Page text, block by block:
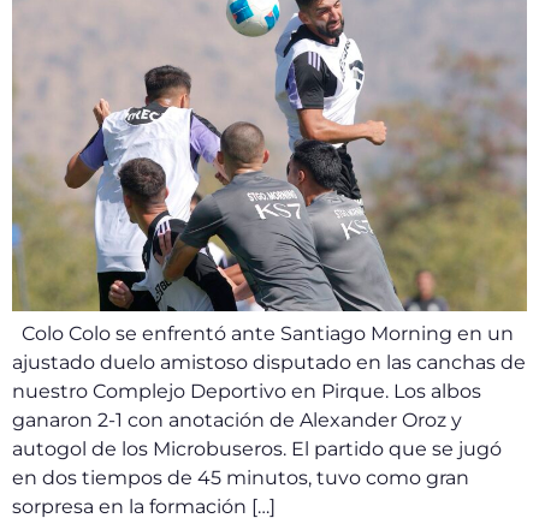
Colo Colo se enfrentó ante Santiago Morning en un
ajustado duelo amistoso disputado en las canchas de
nuestro Complejo Deportivo en Pirque. Los albos
ganaron 2-1 con anotación de Alexander Oroz y
autogol de los Microbuseros. El partido que se jugó
en dos tiempos de 45 minutos, tuvo como gran
sorpresa en la formación […]